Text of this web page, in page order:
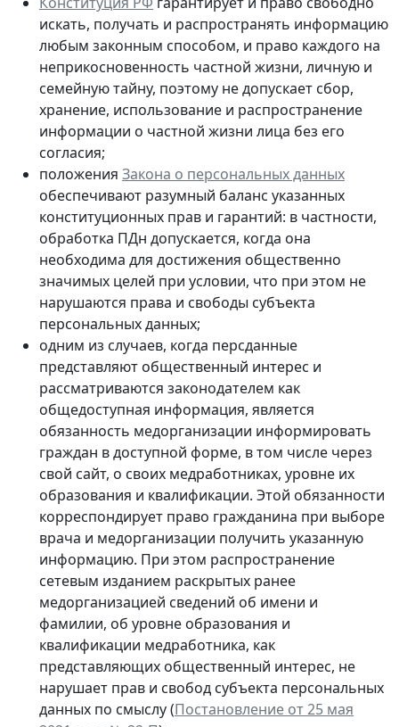
искать, получать и распространять информацию
любым законным способом, и право каждого на
неприкосновенность частной жизни, личную и
семейную тайну, поэтому не допускает сбор,
хранение, использование и распространение
информации о частной жизни лица без его
согласия;
положения Закона о персональных данных
обеспечивают разумный баланс указанных
конституционных прав и гарантий: в частности,
обработка ПДн допускается, когда она
необходима для достижения общественно
значимых целей при условии, что при этом не
нарушаются права и свободы субъекта
персональных данных;
одним из случаев, когда персданные
представляют общественный интерес и
рассматриваются законодателем как
общедоступная информация, является
обязанность медорганизации информировать
граждан в доступной форме, в том числе через
свой сайт, о своих медработниках, уровне их
образования и квалификации. Этой обязанности
корреспондирует право гражданина при выборе
врача и медорганизации получить указанную
информацию. При этом распространение
сетевым изданием раскрытых ранее
медорганизацией сведений об имени и
фамилии, об уровне образования и
квалификации медработника, как
представляющих общественный интерес, не
нарушает прав и свобод субъекта персональных
данных по смыслу (Постановление от 25 мая